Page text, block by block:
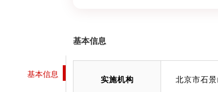
基本信息
基本信息
实施机构 北京市石